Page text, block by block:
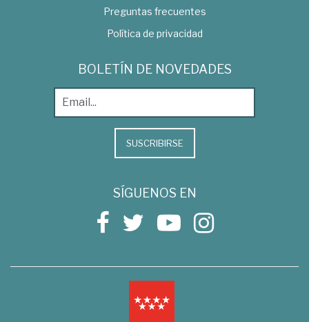
Preguntas frecuentes
Política de privacidad
BOLETÍN DE NOVEDADES
SUSCRIBIRSE
SÍGUENOS EN